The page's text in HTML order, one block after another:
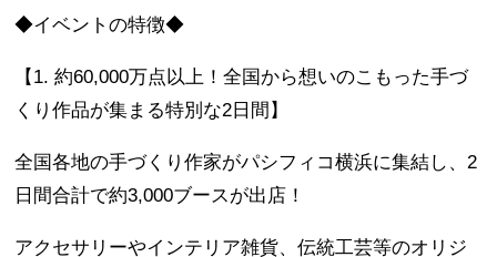
◆イベントの特徴◆
【1. 約60,000万点以上！全国から想いのこもった手づ
くり作品が集まる特別な2日間】
全国各地の手づくり作家がパシフィコ横浜に集結し、2
日間合計で約3,000ブースが出店！
アクセサリーやインテリア雑貨、伝統工芸等のオリジ